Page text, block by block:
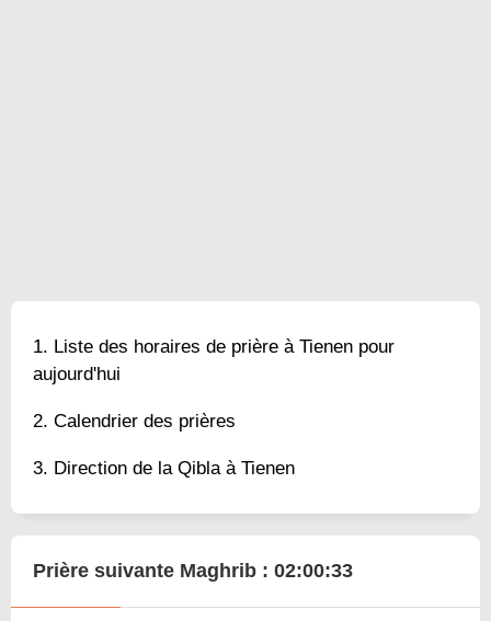
Liste des horaires de prière à Tienen pour
aujourd'hui
Calendrier des prières
Direction de la Qibla à Tienen
Prière suivante Maghrib : 02:00:32